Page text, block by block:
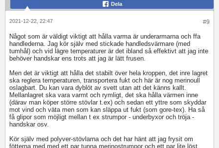
Dela
#9
2021-12-22, 22:47
Något som är väldigt viktigt att hålla varma är underarmarna och ffa
handlederna. Jag kör själv med stickade handledsvärmare (med
tumhål) och vid lägre temperaturer är det ibland så effektivt att jag inte
behöver handskar ens trots att jag är lätt frusen.
Men det är viktigt att hålla det stabilt över hela kroppen, det inre lagret
ska reglera temperaturen, transportera fukt och här är nog merinoull
oslagbart. Du kan vara dyblöt av svett utan att det känns kallt.
Mellanlagret ska vara varmt och rymligt, det ska hålla värmen inne
(därav man köper större stövlar t.ex) och sedan ett yttre som skyddar
mot vind och väta men som kan släppa ut fukt (som gore-tex). Ha så
få glipor som möjligt mellan t ex strumpor - underbyxor och tröja -
handskar osv.
Kör själv med polyver-stövlarna och det har hänt att jag frysit om
fötterna med med ett par tunna merinostrumpor och ett par lite löst